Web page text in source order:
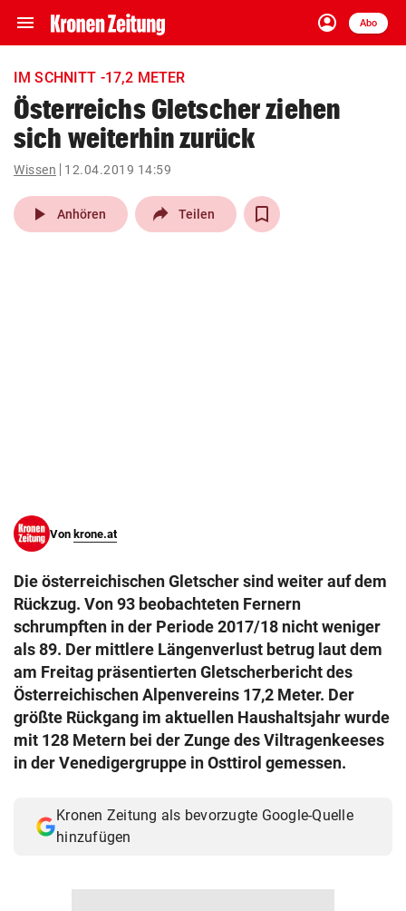
menu Navigation
ein-/ausklappen
account_circle
Anmelden
Abo
close Schließen
account_circle Anmelden
pin_drop
Wien arrow_right
IM SCHNITT -17,2 METER
Österreichs Gletscher ziehen
sich weiterhin zurück
Wissen 12.04.2019 14:59
play_arrow Anhören Teilen
Von krone.at
Die österreichischen Gletscher sind weiter auf dem
Rückzug. Von 93 beobachteten Fernern
schrumpften in der Periode 2017/18 nicht weniger
als 89. Der mittlere Längenverlust betrug laut dem
am Freitag präsentierten Gletscherbericht des
Österreichischen Alpenvereins 17,2 Meter. Der
größte Rückgang im aktuellen Haushaltsjahr wurde
mit 128 Metern bei der Zunge des Viltragenkeeses
in der Venedigergruppe in Osttirol gemessen.
Kronen Zeitung als bevorzugte Google-Quelle
hinzufügen